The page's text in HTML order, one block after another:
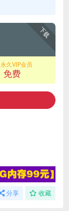
下载
永久VIP会员
免费
分享 收藏